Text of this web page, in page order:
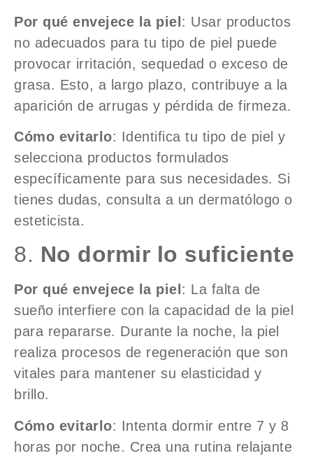
Por qué envejece la piel: Usar productos
no adecuados para tu tipo de piel puede
provocar irritación, sequedad o exceso de
grasa. Esto, a largo plazo, contribuye a la
aparición de arrugas y pérdida de firmeza.
Cómo evitarlo: Identifica tu tipo de piel y
selecciona productos formulados
específicamente para sus necesidades. Si
tienes dudas, consulta a un dermatólogo o
esteticista.
8. No dormir lo suficiente
Por qué envejece la piel : La falta de
sueño interfiere con la capacidad de la piel
para repararse. Durante la noche, la piel
realiza procesos de regeneración que son
vitales para mantener su elasticidad y
brillo.
Cómo evitarlo: Intenta dormir entre 7 y 8
horas por noche. Crea una rutina relajante